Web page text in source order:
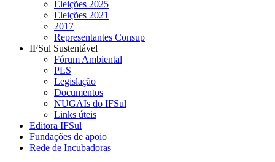
Eleições 2025
Eleições 2021
2017
Representantes Consup
IFSul Sustentável
Fórum Ambiental
PLS
Legislação
Documentos
NUGAIs do IFSul
Links úteis
Editora IFSul
Fundações de apoio
Rede de Incubadoras